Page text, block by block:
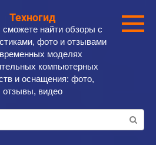
Техногид
найти обзоры с
фото и отзывами
моделях
компьютерных
и оснащения: фото,
отзывы, видео